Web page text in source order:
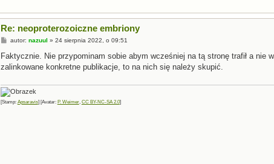
Re: neoproterozoiczne embriony
P
s
autor: nazuul » 24 sierpnia 2022, o 09:51
Faktycznie. Nie przypominam sobie abym wcześniej na tą stronę trafił a nie
zalinkowane konkretne publikacje, to na nich się należy skupić.
[Stamp: Apsaravis] [Avatar: P. Weimer, CC BY-NC-SA 2.0]